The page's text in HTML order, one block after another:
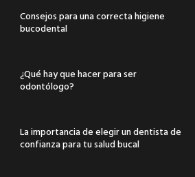
Consejos para una correcta higiene
bucodental
¿Qué hay que hacer para ser
odontólogo?
La importancia de elegir un dentista de
confianza para tu salud bucal